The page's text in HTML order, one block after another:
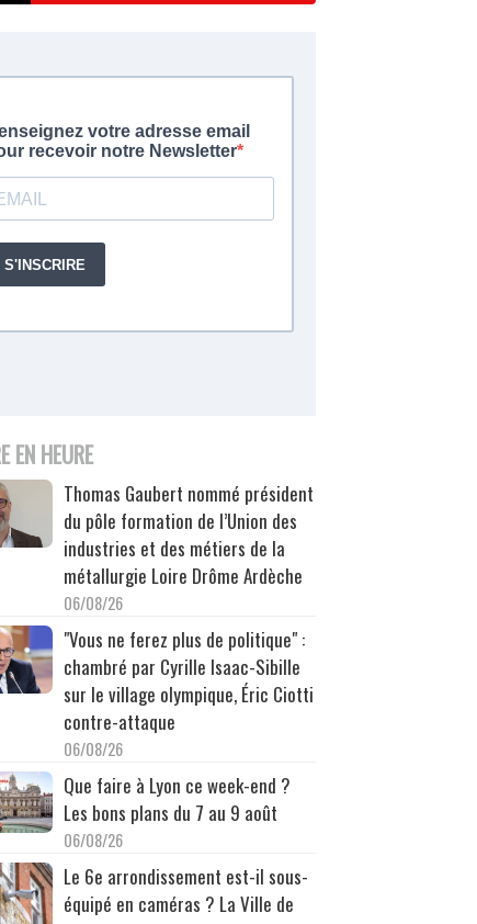
EN HEURE
Thomas Gaubert nommé président
du pôle formation de l’Union des
industries et des métiers de la
métallurgie Loire Drôme Ardèche
06/08/26
"Vous ne ferez plus de politique" :
chambré par Cyrille Isaac-Sibille
sur le village olympique, Éric Ciotti
contre-attaque
06/08/26
Que faire à Lyon ce week-end ?
Les bons plans du 7 au 9 août
06/08/26
Le 6e arrondissement est-il sous-
équipé en caméras ? La Ville de